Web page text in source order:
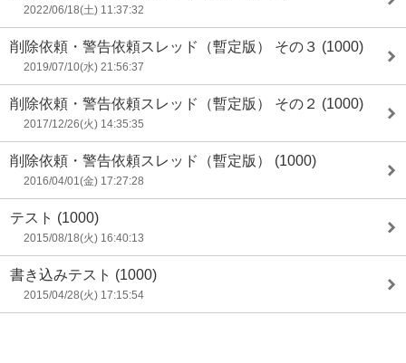
2022/06/18(土) 11:37:32
削除依頼・警告依頼スレッド（暫定版） その３ (1000)
2019/07/10(水) 21:56:37
削除依頼・警告依頼スレッド（暫定版） その２ (1000)
2017/12/26(火) 14:35:35
削除依頼・警告依頼スレッド（暫定版） (1000)
2016/04/01(金) 17:27:28
テスト (1000)
2015/08/18(火) 16:40:13
書き込みテスト (1000)
2015/04/28(火) 17:15:54